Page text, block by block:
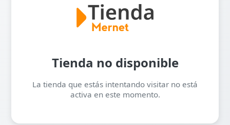
Tienda no disponible
La tienda que estás intentando visitar no está
activa en este momento.